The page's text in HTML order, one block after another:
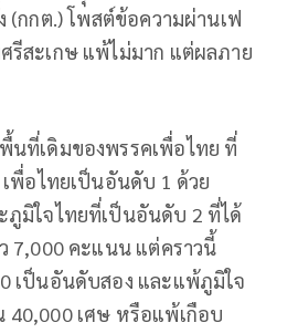
(กกต.) โพสต์ข้อความผ่านเฟ
รีสะเกษ แพ้ไม่มาก แต่ผลภาย
นที่เดิมของพรรคเพื่อไทย ที่
เพื่อไทยเป็นอันดับ 1 ด้วย
มิใจไทยที่เป็นอันดับ 2 ที่ได้
7,000 คะแนน แต่คราวนี้
เป็นอันดับสอง และแพ้ภูมิใจ
เศษ หรือแพ้เกือบ